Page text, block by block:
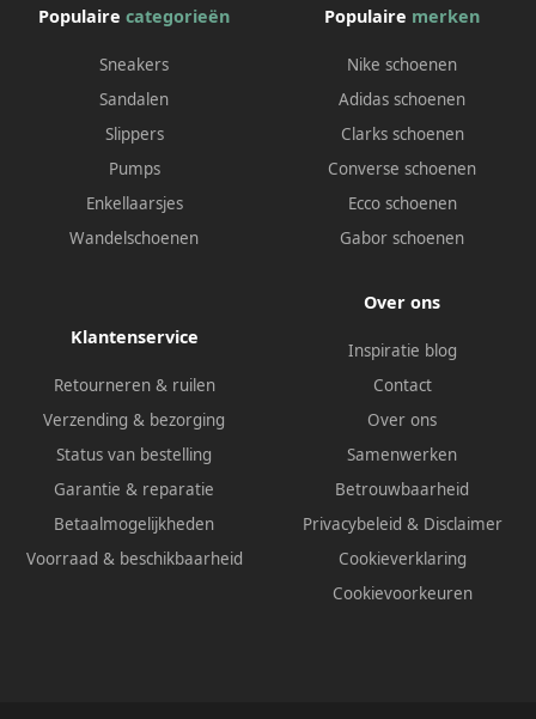
Populaire categorieën
Sneakers
Sandalen
Slippers
Pumps
Enkellaarsjes
Wandelschoenen
Populaire merken
Nike schoenen
Adidas schoenen
Clarks schoenen
Converse schoenen
Ecco schoenen
Gabor schoenen
Klantenservice
Retourneren & ruilen
Verzending & bezorging
Status van bestelling
Garantie & reparatie
Betaalmogelijkheden
Voorraad & beschikbaarheid
Over ons
Inspiratie blog
Contact
Over ons
Samenwerken
Betrouwbaarheid
Privacybeleid & Disclaimer
Cookieverklaring
Cookievoorkeuren